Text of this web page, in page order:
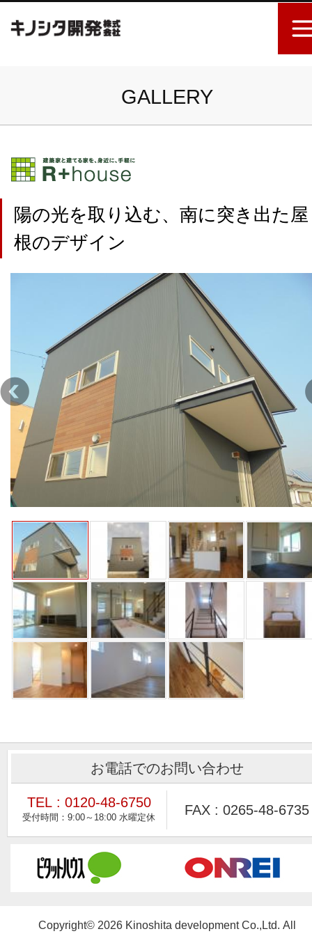
GALLERY
陽の光を取り込む、南に突き出た屋
根のデザイン
お電話でのお問い合わせ
TEL : 0120-48-6750 FAX : 0265-48-6735
Copyright© 2026 Kinoshita development Co.,Ltd. All